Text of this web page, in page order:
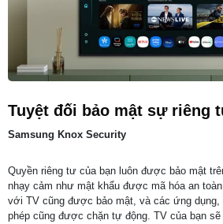
Tuyệt đối bảo mật sự riêng
Samsung Knox Security
Quyền riêng tư của bạn luôn được bảo mật
nhạy cảm như mật khẩu được mã hóa an
với TV cũng được bảo mật, và các ứng dụng,
phép cũng được chặn tự động. TV của bạn